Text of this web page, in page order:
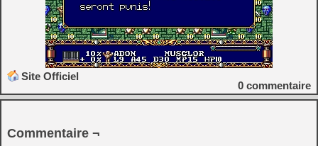
Site Officiel
0 commentaire
Commentaire ¬